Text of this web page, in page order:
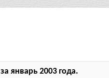
январь 2003 года.